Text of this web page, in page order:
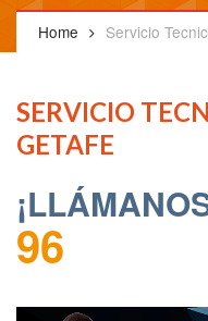
Home Servicio
SERVICIO
GETAFE
96